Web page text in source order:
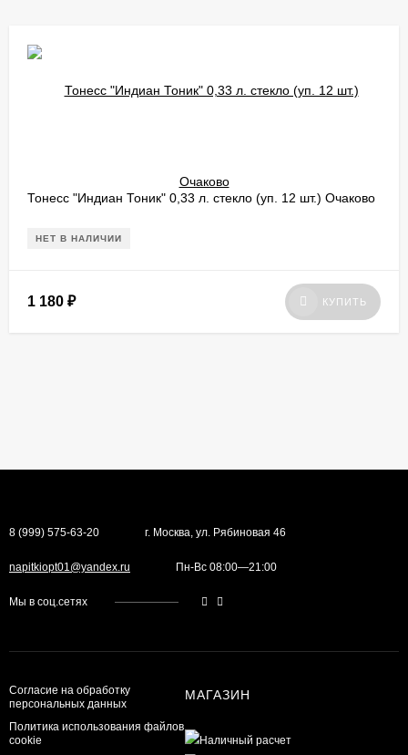
Тонесс "Индиан Тоник" 0,33 л. стекло (уп. 12 шт.) Очаково
НЕТ В НАЛИЧИИ
1 180 ₽ КУПИТЬ
8 (999) 575-63-20 г. Москва, ул. Рябиновая 46
napitkiopt01@yandex.ru Пн-Вс 08:00—21:00
Мы в соц.сетях
Согласие на обработку
персональных данных
Политика использования файлов
cookie
МАГАЗИН